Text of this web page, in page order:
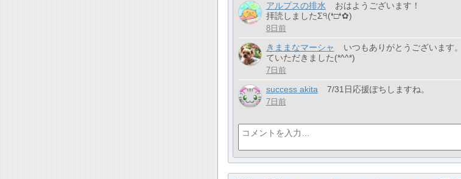
アルプスの排水
おはようございます！
拝読しましたΣ੧(❛□❛✿)
8日前
きままなマーシャ
いつもありがとうございます
ていただきました(*^^*)
7日前
success akita 7/31日応援ぽちしますね。
7日前